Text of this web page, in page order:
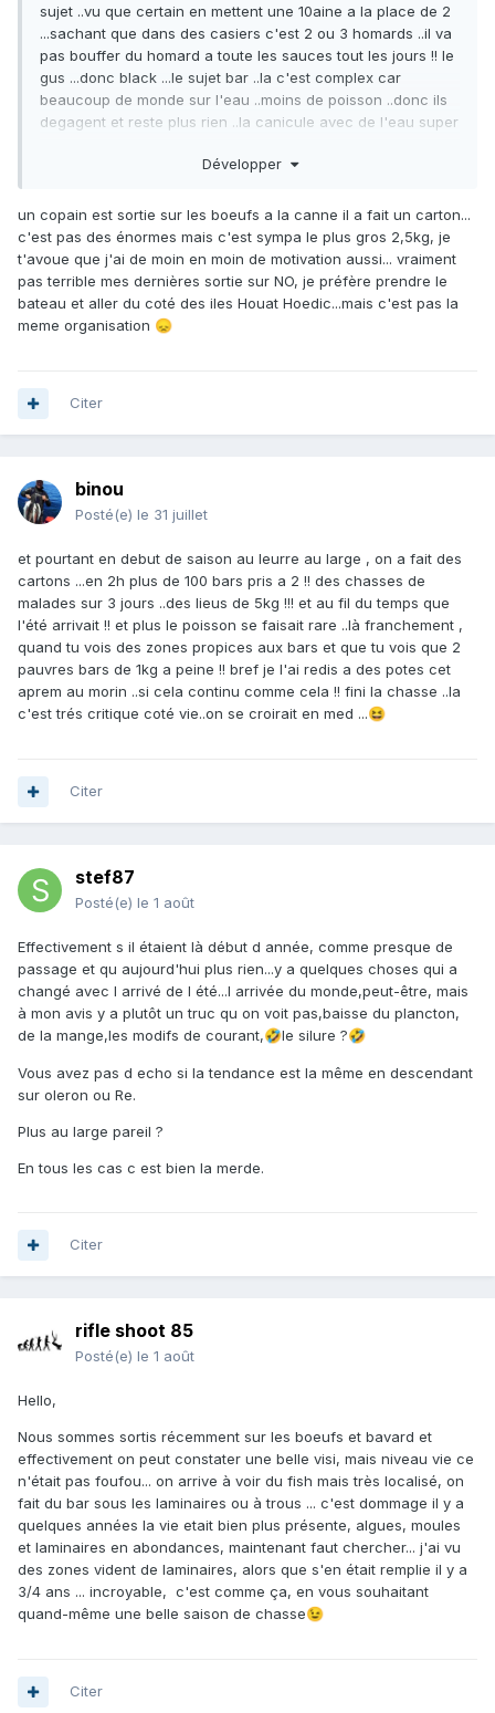
sujet ..vu que certain en mettent une 10aine a la place de 2
...sachant que dans des casiers c'est 2 ou 3 homards ..il va
pas bouffer du homard a toute les sauces tout les jours !! le
gus ...donc black ...le sujet bar ..la c'est complex car
beaucoup de monde sur l'eau ..moins de poisson ..donc ils
degagent et reste plus rien ..la canicule avec de l'eau super
secteurs, il n'y a plus un laminaire..et cela depuis bien 2 ans
chasse sous marine ...car plonger des heures pour rien voir
...quand tu as connu bien mieux ..sa calme grave ..c'est
navrant ..
Développer
un copain est sortie sur les boeufs a la canne il a fait un carton...
c'est pas des énormes mais c'est sympa le plus gros 2,5kg, je
t'avoue que j'ai de moin en moin de motivation aussi... vraiment
pas terrible mes dernières sortie sur NO, je préfère prendre le
bateau et aller du coté des iles Houat Hoedic...mais c'est pas la
meme organisation 😞
Citer
binou
Posté(e) le 31 juillet
et pourtant en debut de saison au leurre au large , on a fait des
cartons ...en 2h plus de 100 bars pris a 2 !! des chasses de
malades sur 3 jours ..des lieus de 5kg !!! et au fil du temps que
l'été arrivait !! et plus le poisson se faisait rare ..là franchement ,
quand tu vois des zones propices aux bars et que tu vois que 2
pauvres bars de 1kg a peine !! bref je l'ai redis a des potes cet
aprem au morin ..si cela continu comme cela !! fini la chasse ..la
c'est trés critique coté vie..on se croirait en med ...😆
Citer
stef87
Posté(e) le 1 août
Effectivement s il étaient là début d année, comme presque de
passage et qu aujourd'hui plus rien...y a quelques choses qui a
changé avec l arrivé de l été...l arrivée du monde,peut-être, mais
à mon avis y a plutôt un truc qu on voit pas,baisse du plancton,
de la mange,les modifs de courant,🤣le silure ?🤣
Vous avez pas d echo si la tendance est la même en descendant
sur oleron ou Re.
Plus au large pareil ?
En tous les cas c est bien la merde.
Citer
rifle shoot 85
Posté(e) le 1 août
Hello,
Nous sommes sortis récemment sur les boeufs et bavard et
effectivement on peut constater une belle visi, mais niveau vie ce
n'était pas foufou... on arrive à voir du fish mais très localisé, on
fait du bar sous les laminaires ou à trous ... c'est dommage il y a
quelques années la vie etait bien plus présente, algues, moules
et laminaires en abondances, maintenant faut chercher... j'ai vu
des zones vident de laminaires, alors que s'en était remplie il y a
3/4 ans ... incroyable, c'est comme ça, en vous souhaitant
quand-même une belle saison de chasse😉
Citer